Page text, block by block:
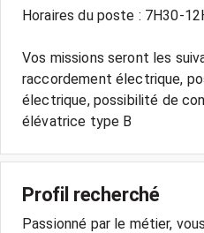
Horaires du poste : 7H30-
Vos missions seront les
raccordement électrique,
électrique, possibilité de
élévatrice type B
Profil recherché
Passionné par le métier,